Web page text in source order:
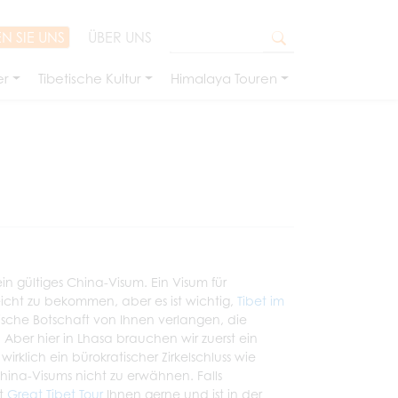
SIE UNS ÜBER UNS
Tibetische Kultur Himalaya Touren
gültiges China-Visum. Ein Visum für
zu bekommen, aber es ist wichtig, Tibet im
Botschaft von Ihnen verlangen, die
hier in Lhasa brauchen wir zuerst ein
ein bürokratischer Zirkelschluss wie
Visums nicht zu erwähnen. Falls
Great Tibet Tour Ihnen gerne und ist in der